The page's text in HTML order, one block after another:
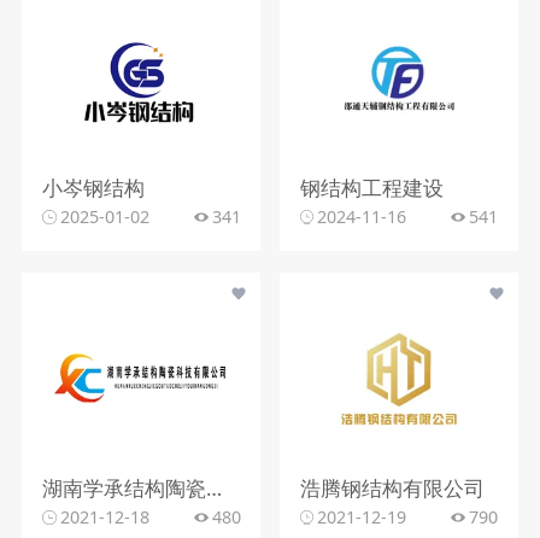
小岑钢结构
2025-01-02 341
钢结构工程建设
2024-11-16 541
湖南学承结构陶瓷科技有限公司
2021-12-18 480
浩腾钢结构有限公司
2021-12-19 790